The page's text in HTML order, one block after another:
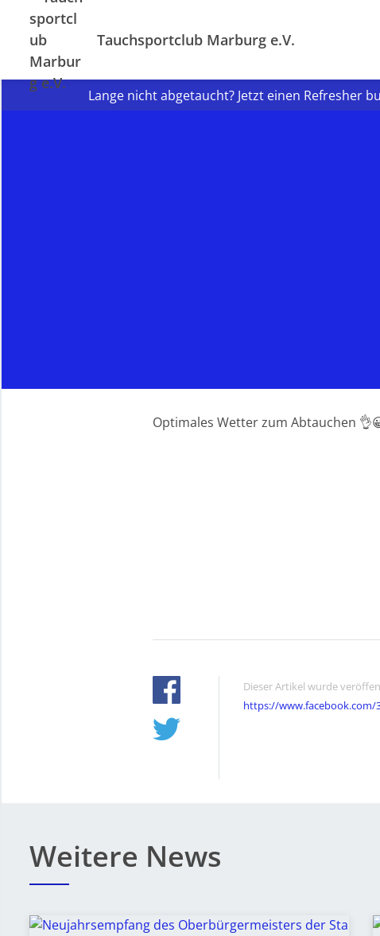
Tauchsportclub Marburg e.V.
Lange nicht abgetaucht? Jetzt einen Refresher
Optimales Wetter zum Abtauchen
Dieser Artikel wurde
https://www.facebook.com/
Weitere News